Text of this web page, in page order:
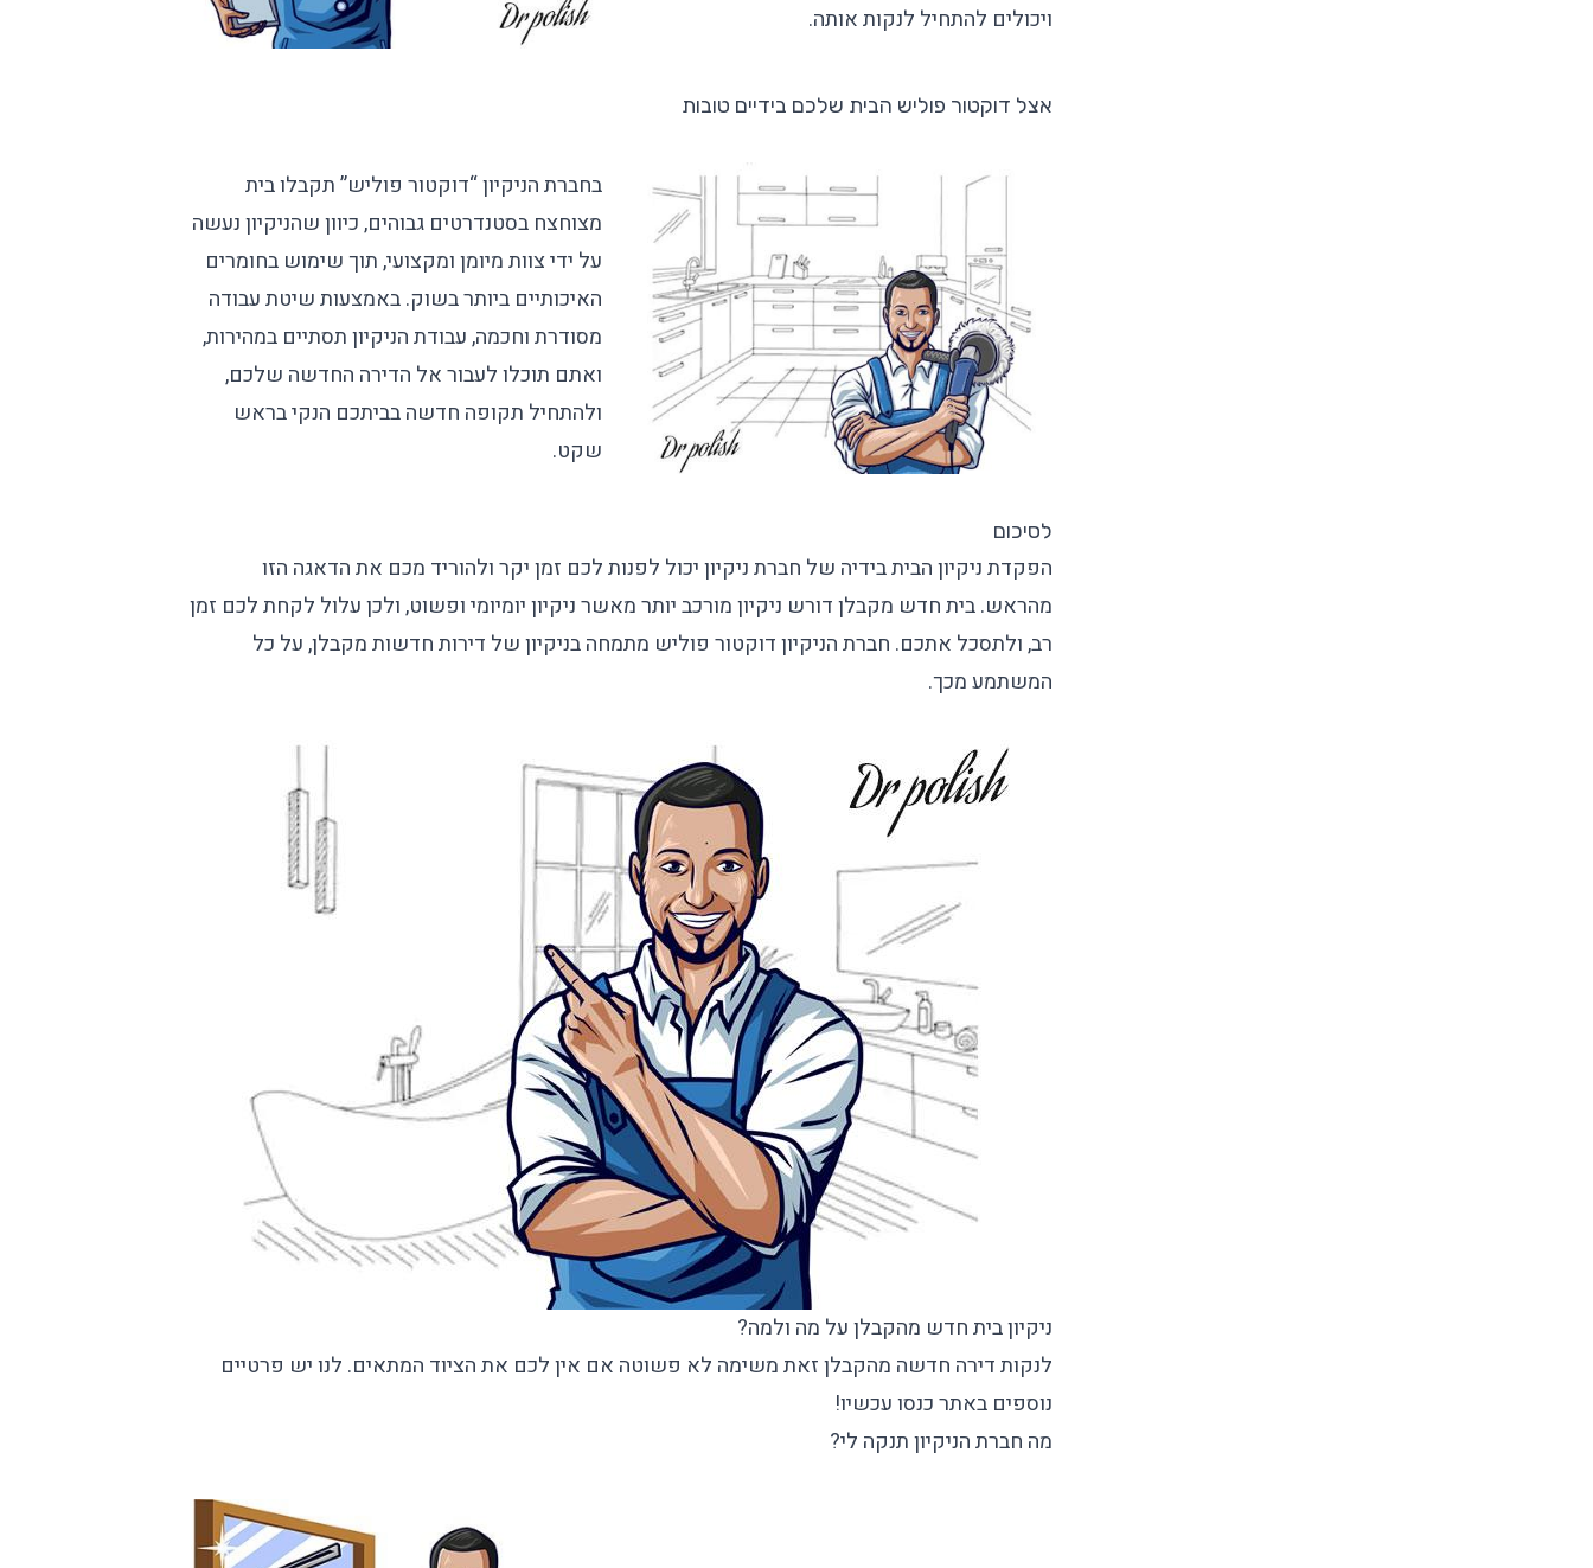
ויכולים להתחיל לנקות אותה.
אצל דוקטור פוליש הבית שלכם בידיים טובות
בחברת הניקיון“דוקטור פוליש”תקבלו בית
מצוחצח בסטנדרטים גבוהים, כיוון שהניקיון נעשה
על ידי צוות מיומן ומקצועי, תוך שימוש בחומרים
האיכותיים ביותר בשוק. באמצעות שיטת עבודה
מסודרת וחכמה, עבודת הניקיון תסתיים במהירות,
ואתם תוכלו לעבור אל הדירה החדשה שלכם,
ולהתחיל תקופה חדשה בביתכם הנקי בראש
שקט.
לסיכום
הפקדת ניקיון הבית בידיה של חברת ניקיון יכול לפנות לכם זמן יקר ולהוריד מכם את הדאגה הזו
מהראש. בית חדש מקבלן דורש ניקיון מורכב יותר מאשר ניקיון יומיומי ופשוט, ולכן עלול לקחת לכם זמן
רב, ולתסכל אתכם. חברת הניקיון דוקטור פוליש מתמחה בניקיון של דירות חדשות מקבלן, על כל
המשתמע מכך.
ניקיון בית חדש מהקבלן על מה ולמה?
לנקות דירה חדשה מהקבלן זאת משימה לא פשוטה אם אין לכם את הציוד המתאים. לנו יש פרטיים
נוספים באתר כנסו עכשיו!
מה חברת הניקיון תנקה לי?